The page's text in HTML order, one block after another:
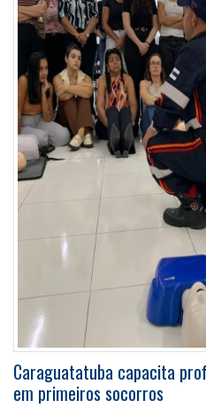
Caraguatatuba capacita
em primeiros socorros